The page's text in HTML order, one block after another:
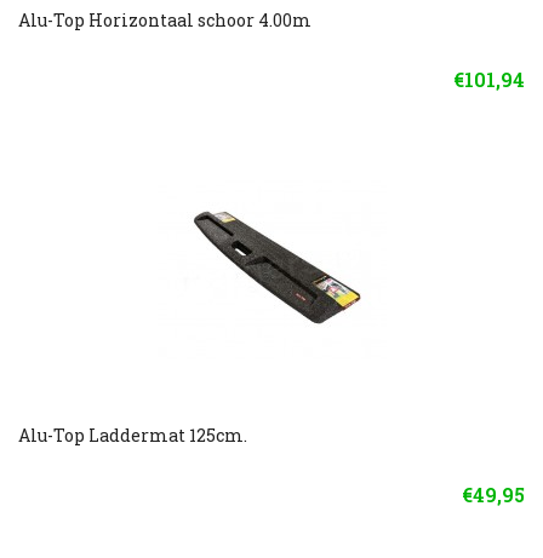
Alu-Top Horizontaal schoor 4.00m
€101,94
Alu-Top Laddermat 125cm.
€49,95